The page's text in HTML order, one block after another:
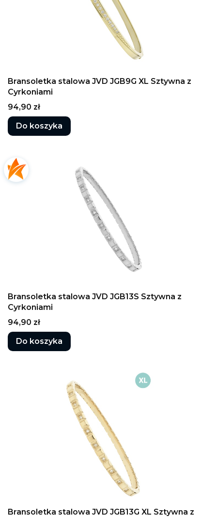
Bransoletka stalowa JVD JGB9G XL Sztywna z
Cyrkoniami
Cena
94,90 zł
Do koszyka
Bransoletka stalowa JVD JGB13S Sztywna z
Cyrkoniami
Cena
94,90 zł
Do koszyka
Bransoletka stalowa JVD JGB13G XL Sztywna z